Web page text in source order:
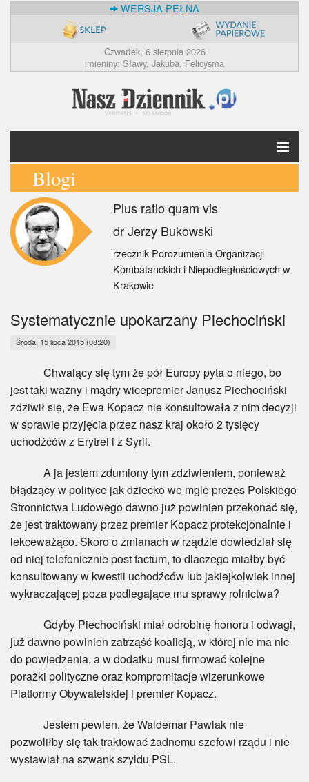
WERSJA PEŁNA
Czwartek, 6 sierpnia 2026
imieniny: Sławy, Jakuba, Felicysma
Krótko
Polska
Świat
Myśl
Wiara
BlogAiD
Zaproszenia
Blogi
Plus ratio quam vis
dr Jerzy Bukowski
rzecznik Porozumienia Organizacji
Kombatanckich i Niepodległościowych w
Krakowie
Systematycznie upokarzany Piechociński
Środa, 15 lipca 2015 (08:20)
Chwalący się tym że pół Europy pyta o niego, bo
jest taki ważny i mądry wicepremier Janusz Piechociński
zdziwił się, że Ewa Kopacz nie konsultowała z nim decyzji
w sprawie przyjęcia przez nasz kraj około 2 tysięcy
uchodźców z Erytrei i z Syrii.
A ja jestem zdumiony tym zdziwieniem, ponieważ
błądzący w polityce jak dziecko we mgle prezes Polskiego
Stronnictwa Ludowego dawno już powinien przekonać się,
że jest traktowany przez premier Kopacz protekcjonalnie i
lekceważąco. Skoro o zmianach w rządzie dowiedział się
od niej telefonicznie post factum, to dlaczego miałby być
konsultowany w kwestii uchodźców lub jakiejkolwiek innej
wykraczającej poza podlegające mu sprawy rolnictwa?
Gdyby Piechociński miał odrobinę honoru i odwagi,
już dawno powinien zatrząść koalicją, w której nie ma nic
do powiedzenia, a w dodatku musi firmować kolejne
porażki polityczne oraz kompromitacje wizerunkowe
Platformy Obywatelskiej i premier Kopacz.
Jestem pewien, że Waldemar Pawlak nie
pozwoliłby się tak traktować żadnemu szefowi rządu i nie
wystawiał na szwank szyldu PSL.